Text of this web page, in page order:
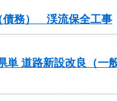
債務） 渓流保全工事
単 道路新設改良（